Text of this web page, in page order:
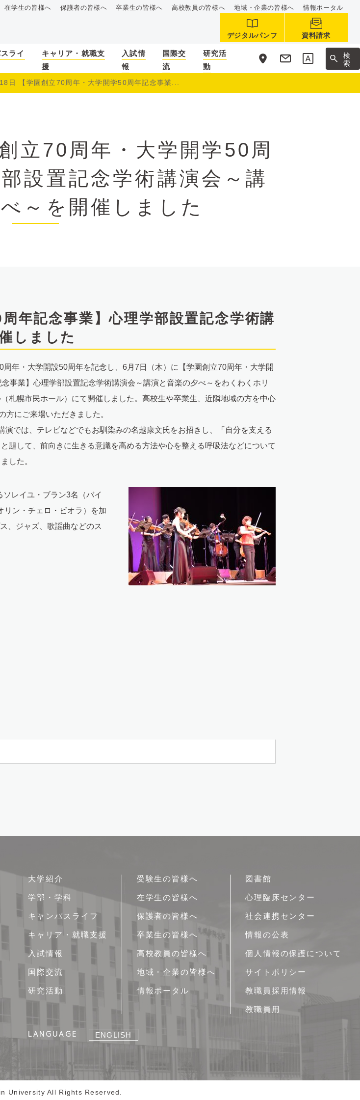
在学生の皆様へ 保護者の皆様へ 卒業生の皆様へ 高校教員の皆様へ 地域・企業の皆様へ 情報ポータル
デジタルパンフ 資料請求
ライ
キャリア・就職支
援
入試情
報
国際交
流
研究活
動
サ
イ
ト
内
検
索
日 【学園創立70周年・大学開学50周年記念事業...
立70周年・大学開学50周
設置記念学術講演会～講
～を開催しました
年記念事業】心理学部設置記念学術講
しました
周年・大学開設50周年を記念し、6月7日（木）に【学園創立70周年・大学開
事業】心理学部設置記念学術講演会～講演と音楽の夕べ～をわくわくホリ
札幌市民ホール）にて開催しました。高校生や卒業生、近隣地域の方を中心
方にご来場いただきました。
では、テレビなどでもお馴染みの名越康文氏をお招きし、「自分を支える
題して、前向きに生きる意識を高める方法や心を整える呼吸法などについて
した。
レイユ・ブラン3名（バイ
リン・チェロ・ビオラ）を加
、ジャズ、歌謡曲などのス
サ
イ
マ
ッ
大学紹介
学部・学科
キャンパスライフ
キャリア・就職支援
入試情報
国際交流
研究活動
受験生の皆様へ
在学生の皆様へ
保護者の皆様へ
卒業生の皆様へ
高校教員の皆様へ
地域・企業の皆様へ
情報ポータル
図書館
心理臨床センター
社会連携センター
情報の公表
個人情報の保護について
サイトポリシー
教職員採用情報
教職員用
LANGUAGE ENGLISH
University All Rights Reserved.